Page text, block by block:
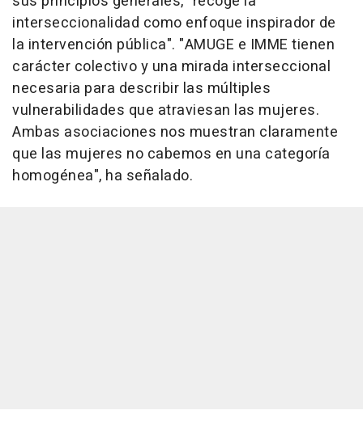
interseccionalidad como enfoque inspirador de
la intervención pública". "AMUGE e IMME tienen
carácter colectivo y una mirada interseccional
necesaria para describir las múltiples
vulnerabilidades que atraviesan las mujeres.
Ambas asociaciones nos muestran claramente
que las mujeres no cabemos en una categoría
homogénea", ha señalado.